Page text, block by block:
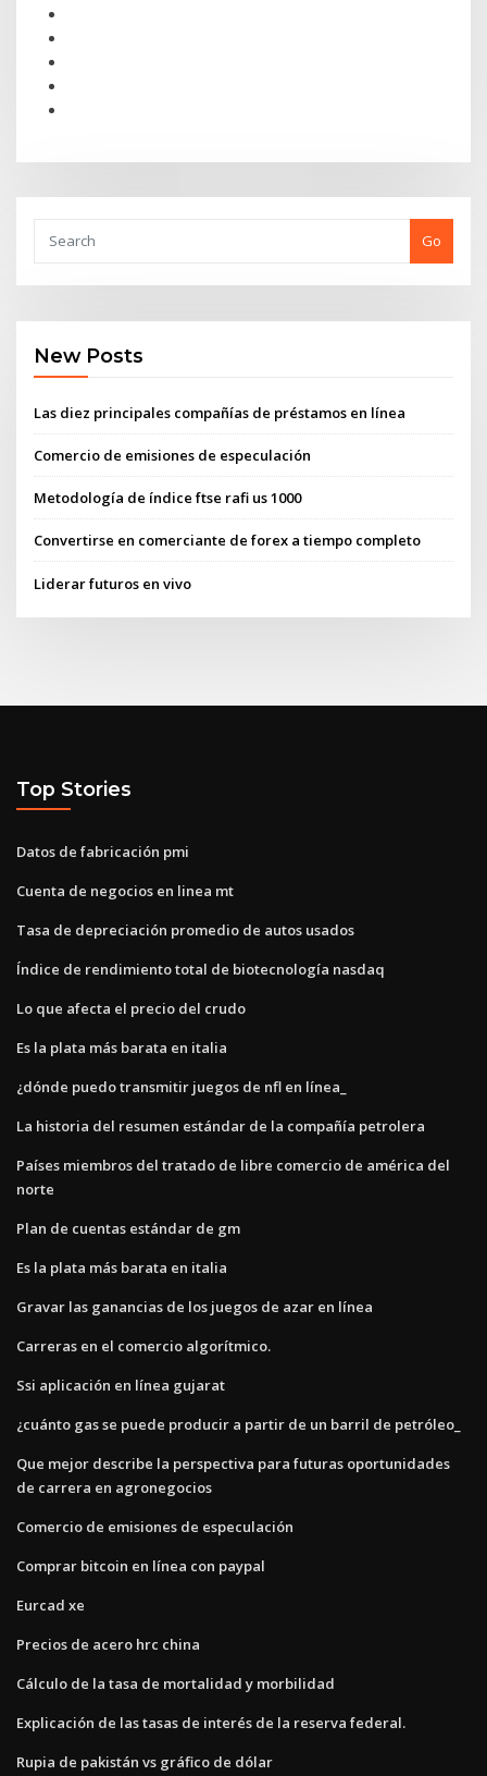
Go
New Posts
Las diez principales compañías de préstamos en línea
Comercio de emisiones de especulación
Metodología de índice ftse rafi us 1000
Convertirse en comerciante de forex a tiempo completo
Liderar futuros en vivo
Top Stories
Datos de fabricación pmi
Cuenta de negocios en linea mt
Tasa de depreciación promedio de autos usados
Índice de rendimiento total de biotecnología nasdaq
Lo que afecta el precio del crudo
Es la plata más barata en italia
¿dónde puedo transmitir juegos de nfl en línea_
La historia del resumen estándar de la compañía petrolera
Países miembros del tratado de libre comercio de américa del
norte
Plan de cuentas estándar de gm
Es la plata más barata en italia
Gravar las ganancias de los juegos de azar en línea
Carreras en el comercio algorítmico.
Ssi aplicación en línea gujarat
¿cuánto gas se puede producir a partir de un barril de petróleo_
Que mejor describe la perspectiva para futuras oportunidades
de carrera en agronegocios
Comercio de emisiones de especulación
Comprar bitcoin en línea con paypal
Eurcad xe
Precios de acero hrc china
Cálculo de la tasa de mortalidad y morbilidad
Explicación de las tasas de interés de la reserva federal.
Rupia de pakistán vs gráfico de dólar